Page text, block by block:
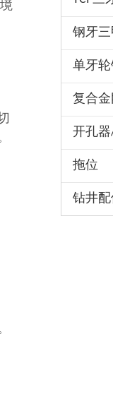
钢牙
单牙
复合
开孔
拖位
钻井